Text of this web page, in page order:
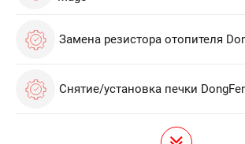
Замена резистора отопителя
Снятие/установка печки